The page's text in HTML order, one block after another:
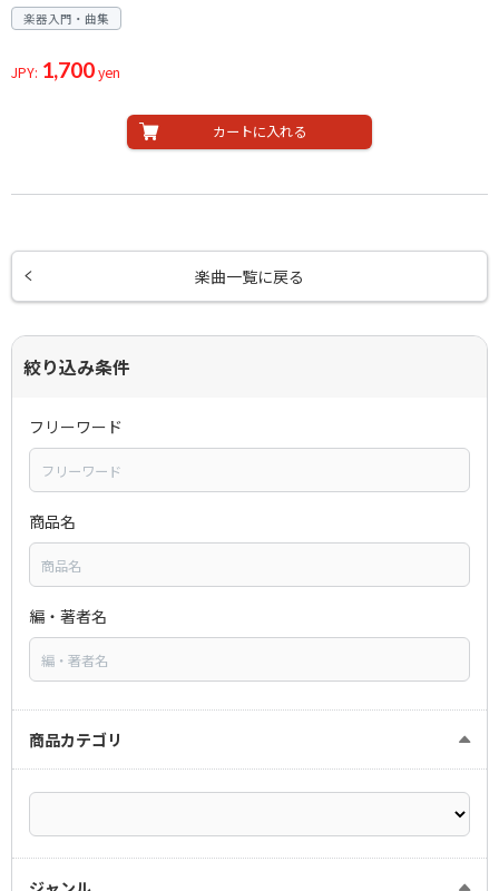
楽器入門・曲集
JPY: 1,700yen
カートに入れる
楽曲一覧に戻る
絞り込み条件
フリーワード
商品名
編・著者名
商品カテゴリ